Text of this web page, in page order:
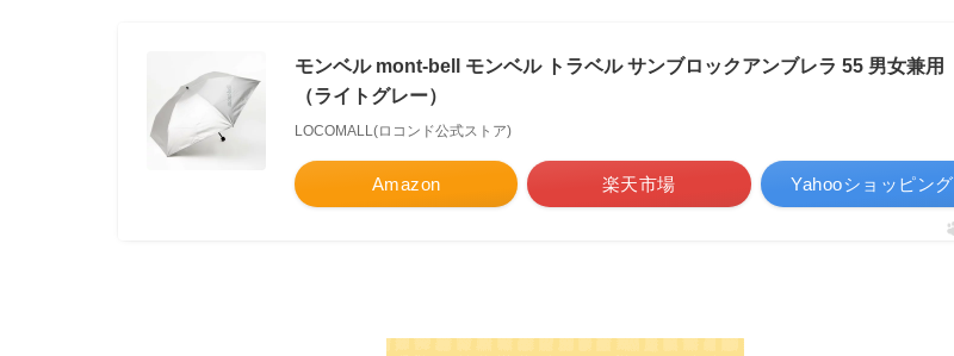
モンベル mont-bell モンベル トラベル サンブロックアンブレラ 55 男女兼用
（ライトグレー）
LOCOMALL(ロコンド公式ストア)
Amazon 楽天市場 Yahooショッピング